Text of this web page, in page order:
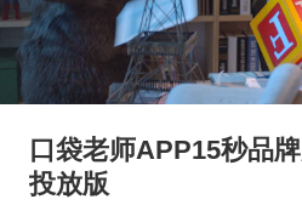
口袋老师APP15秒品
投放版